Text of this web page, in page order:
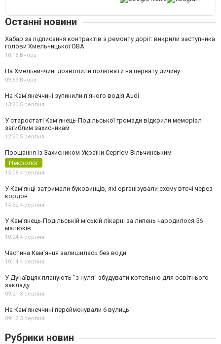
Останні новини
Хабар за підписання контрактів з ремонту доріг: викрили заступника
голови Хмельницької ОВА
10:18,Вчора
На Хмельниччині дозволили полювати на пернату дичину
09:59,Вчора
На Камʼянеччині зупинили п'яного водія Audi
13:20,5 серпня
У старостаті Кам’янець-Подільської громади відкрили меморіал
загиблим захисникам
12:20,5 серпня
Прощання із Захисником України Сергієм Вільчинським
Некролог
15:08,4 серпня
У Кам’янці затримали буковинців, які організували схему втечі через
кордон
14:52,4 серпня
У Кам’янець-Подільській міській лікарні за липень народилося 56
малюків
10:24,4 серпня
Частина Кам'янця залишилась без води
10:14,4 серпня
У Дунаївцях планують "з нуля" збудувати котельню для освітнього
закладу
09:21,3 серпня
На Камʼянеччині перейменували 6 вулиць
09:12,3 серпня
Рубрики новин